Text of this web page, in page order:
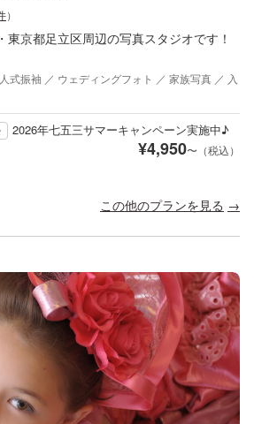
）
京都足立区周辺の写真スタジオです！
式振袖 ／ ウェディングフォト ／ 家族写真 ／ 入
2026年七五三サマーキャンペーン実施中♪
¥4,950〜（税込）
この他のプランを見る